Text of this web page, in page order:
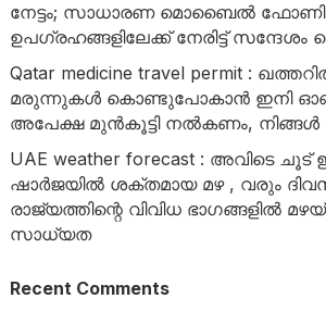
നേട്ടം; സാധാരണ മൊബൈൽ
ഉപഗ്രഹങ്ങളിലേക്ക് നേരിട്ട് സന്ദേശം
Qatar medicine travel permit :
മരുന്നുകൾ കൊണ്ടുപോകാൻ ഇനി
അപേക്ഷ മുൻകൂട്ടി നൽകണം, നിങ്ങൾ
UAE weather forecast : അവിടെ ചൂട്
ഷാർജയിൽ ശക്തമായ മഴ , വരും
രാജ്യത്തിന്റെ വിവിധ ഭാഗങ്ങളിൽ
സാധ്യത
Recent Comments